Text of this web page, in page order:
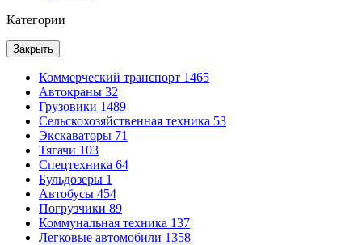
Категории
Закрыть
Коммерческий транспорт 1465
Автокраны 32
Грузовики 1489
Сельскохозяйственная техника 53
Экскаваторы 71
Тягачи 103
Спецтехника 64
Бульдозеры 1
Автобусы 454
Погрузчики 89
Коммунальная техника 137
Легковые автомобили 1358